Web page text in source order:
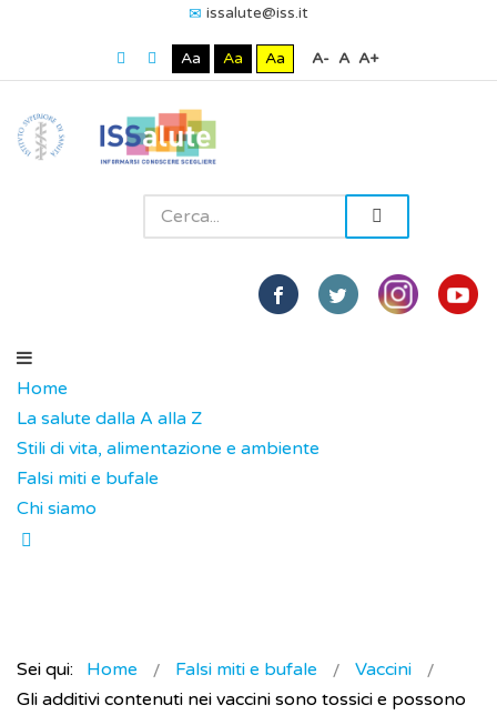
issalute@iss.it
Aa Aa Aa A- A A+
Home
La salute dalla A alla Z
Stili di vita, alimentazione e ambiente
Falsi miti e bufale
Chi siamo
Sei qui: Home Falsi miti e bufale
Vaccini
Gli additivi contenuti nei vaccini sono tossici e possono